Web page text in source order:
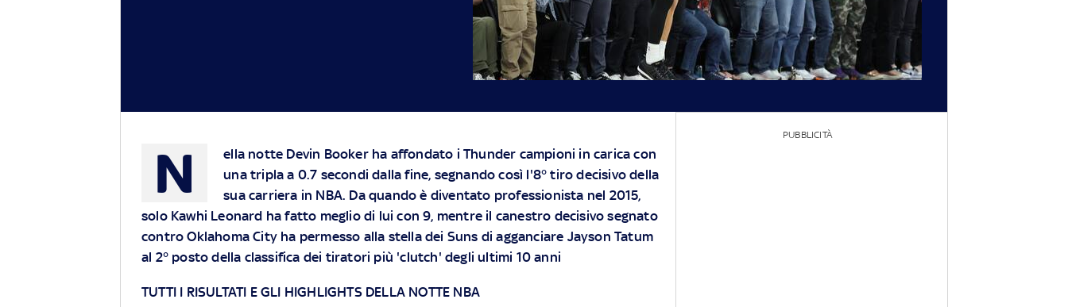
N
ella notte Devin Booker ha affondato i Thunder campioni in carica con
una tripla a 0.7 secondi dalla fine, segnando così l'8° tiro decisivo della
sua carriera in NBA. Da quando è diventato professionista nel 2015,
solo Kawhi Leonard ha fatto meglio di lui con 9, mentre il canestro decisivo segnato
contro Oklahoma City ha permesso alla stella dei Suns di agganciare Jayson Tatum
al 2° posto della classifica dei tiratori più 'clutch' degli ultimi 10 anni
TUTTI I RISULTATI E GLI HIGHLIGHTS DELLA NOTTE NBA
PUBBLICITÀ